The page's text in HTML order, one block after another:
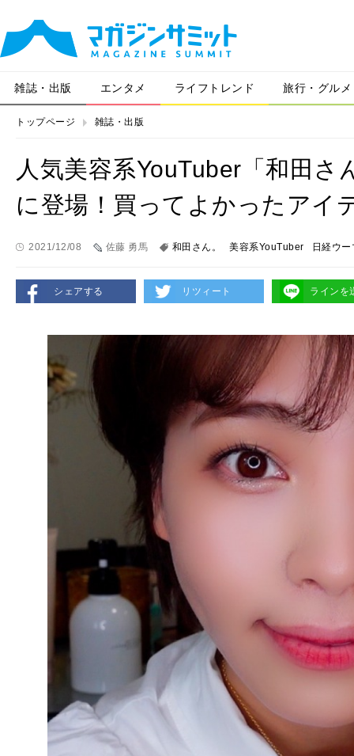
雑誌・出版 エンタメ ライフトレンド 旅行・グルメ
トップページ 雑誌・出版
人気美容系YouTuber「和田
に登場！買ってよかったアイ
2021/12/08 佐藤 勇馬 和田さん。 美容系YouTuber 日経ウー
シェアする リツィート ラインを